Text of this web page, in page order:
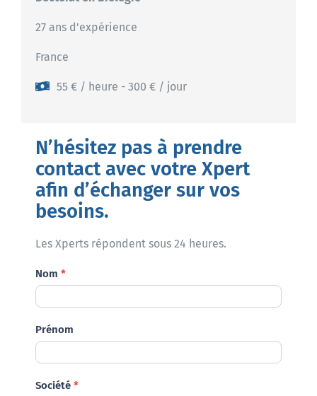
27 ans d'expérience
France
55 € / heure - 300 € / jour
N’hésitez pas à prendre
contact avec votre Xpert
afin d’échanger sur vos
besoins.
Les Xperts répondent sous 24 heures.
Demande
Nom *
Prénom
Société *